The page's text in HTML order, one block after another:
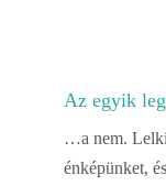
Az egyik
…a nem.
énképünket,